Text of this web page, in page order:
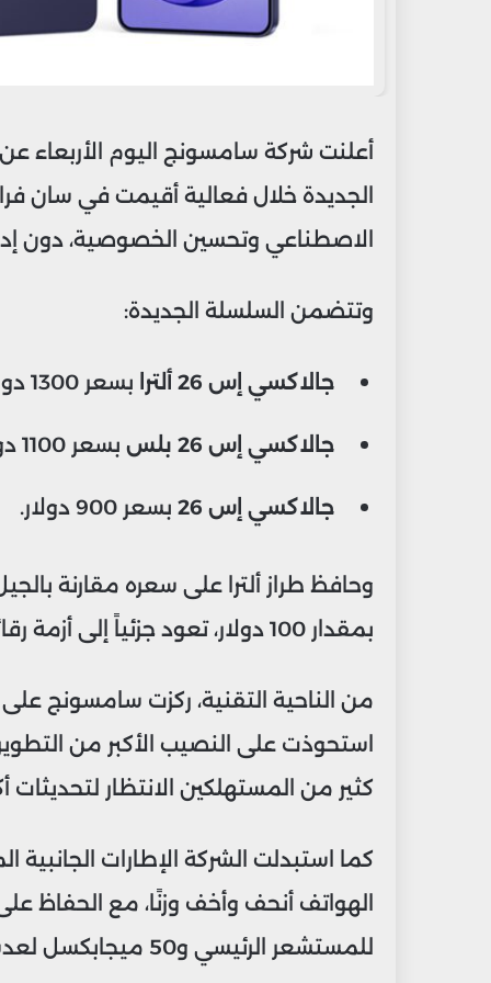
الجديدة خلال فعالية أقيمت في سان
الاصطناعي وتحسين الخصوصية، دون
وتتضمن السلسلة الجديدة:
جالاكسي إس 26 ألترا بسعر 1300 دولار،
جالاكسي إس 26 بلس بسعر 1100 دولار،
جالاكسي إس 26 بسعر 900 دولار.
وحافظ طراز ألترا على سعره مقارنة
بمقدار 100 دولار، تعود جزئياً إلى أزمة رقائق الذاكرة المستمرة.
من الناحية التقنية، ركزت سامسونج
استحوذت على النصيب الأكبر من
كثير من المستهلكين الانتظار
كما استبدلت الشركة الإطارات
للمستشعر الرئيسي و50 ميجابكسل لعدسات التقريب، مع فتحة عدسة أوسع.